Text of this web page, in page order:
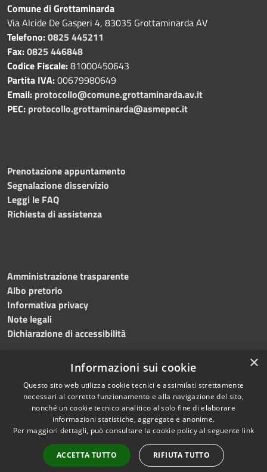
Comune di Grottaminarda
Via Alcide De Gasperi 4, 83035 Grottaminarda AV
Telefono:0825 445211
Fax:0825 446848
Codice Fiscale:81000450643
Partita IVA:00679980649
Email: protocollo@comune.grottaminarda.av.it
PEC: protocollo.grottaminarda@asmepec.it
Prenotazione appuntamento
Segnalazione disservizio
Leggi le FAQ
Richiesta di assistenza
Amministrazione trasparente
Albo pretorio
Informativa privacy
Note legali
Dichiarazione di accessibilità
RSS
Accessibilità
Cookie
Mappa del sito
Numeri utili
Copyright © 2024 •
Comune diGrottaminarda
• Powered byMunicipium
•Redazione
×
Informazioni sui cookie
Questo sito web utilizza cookie tecnici e assimilati strettamente
necessari al corretto funzionamento e alla navigazione del sito,
nonché un cookie tecnico analitico al solo fine di elaborare
informazioni statistiche, aggregate e anonime.
Per maggiori dettagli, può consultare la cookie policy al seguente link
ACCETTA TUTTO RIFIUTA TUTTO